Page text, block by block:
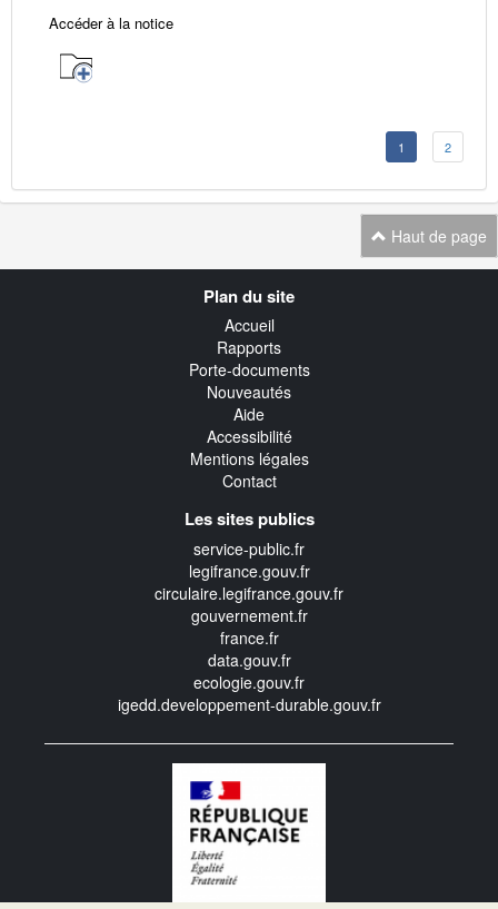
Accéder à la notice
1 2
Haut de page
Plan du site
Accueil
Rapports
Porte-documents
Nouveautés
Aide
Accessibilité
Mentions légales
Contact
Les sites publics
service-public.fr
legifrance.gouv.fr
circulaire.legifrance.gouv.fr
gouvernement.fr
france.fr
data.gouv.fr
ecologie.gouv.fr
igedd.developpement-durable.gouv.fr